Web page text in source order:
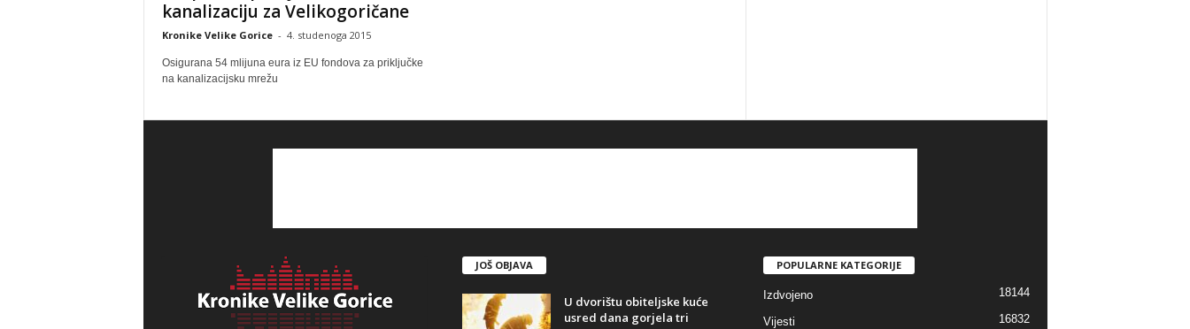
kanalizaciju za Velikogoričane
Kronike Velike Gorice - 4. studenoga 2015
Osigurana 54 mlijuna eura iz EU fondova za priključke
na kanalizacijsku mrežu
JOŠ OBJAVA
U dvorištu obiteljske kuće
usred dana gorjela tri
POPULARNE KATEGORIJE
Izdvojeno 18144
Vijesti 16832